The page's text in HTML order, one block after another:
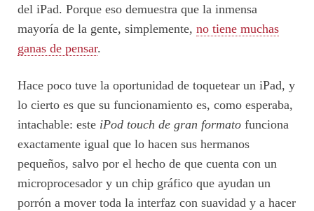
del iPad. Porque eso demuestra que la inmensa
mayoría de la gente, simplemente, no tiene muchas
ganas de pensar.
Hace poco tuve la oportunidad de toquetear un iPad, y
lo cierto es que su funcionamiento es, como esperaba,
intachable: este iPod touch de gran formato funciona
exactamente igual que lo hacen sus hermanos
pequeños, salvo por el hecho de que cuenta con un
microprocesador y un chip gráfico que ayudan un
porrón a mover toda la interfaz con suavidad y a hacer